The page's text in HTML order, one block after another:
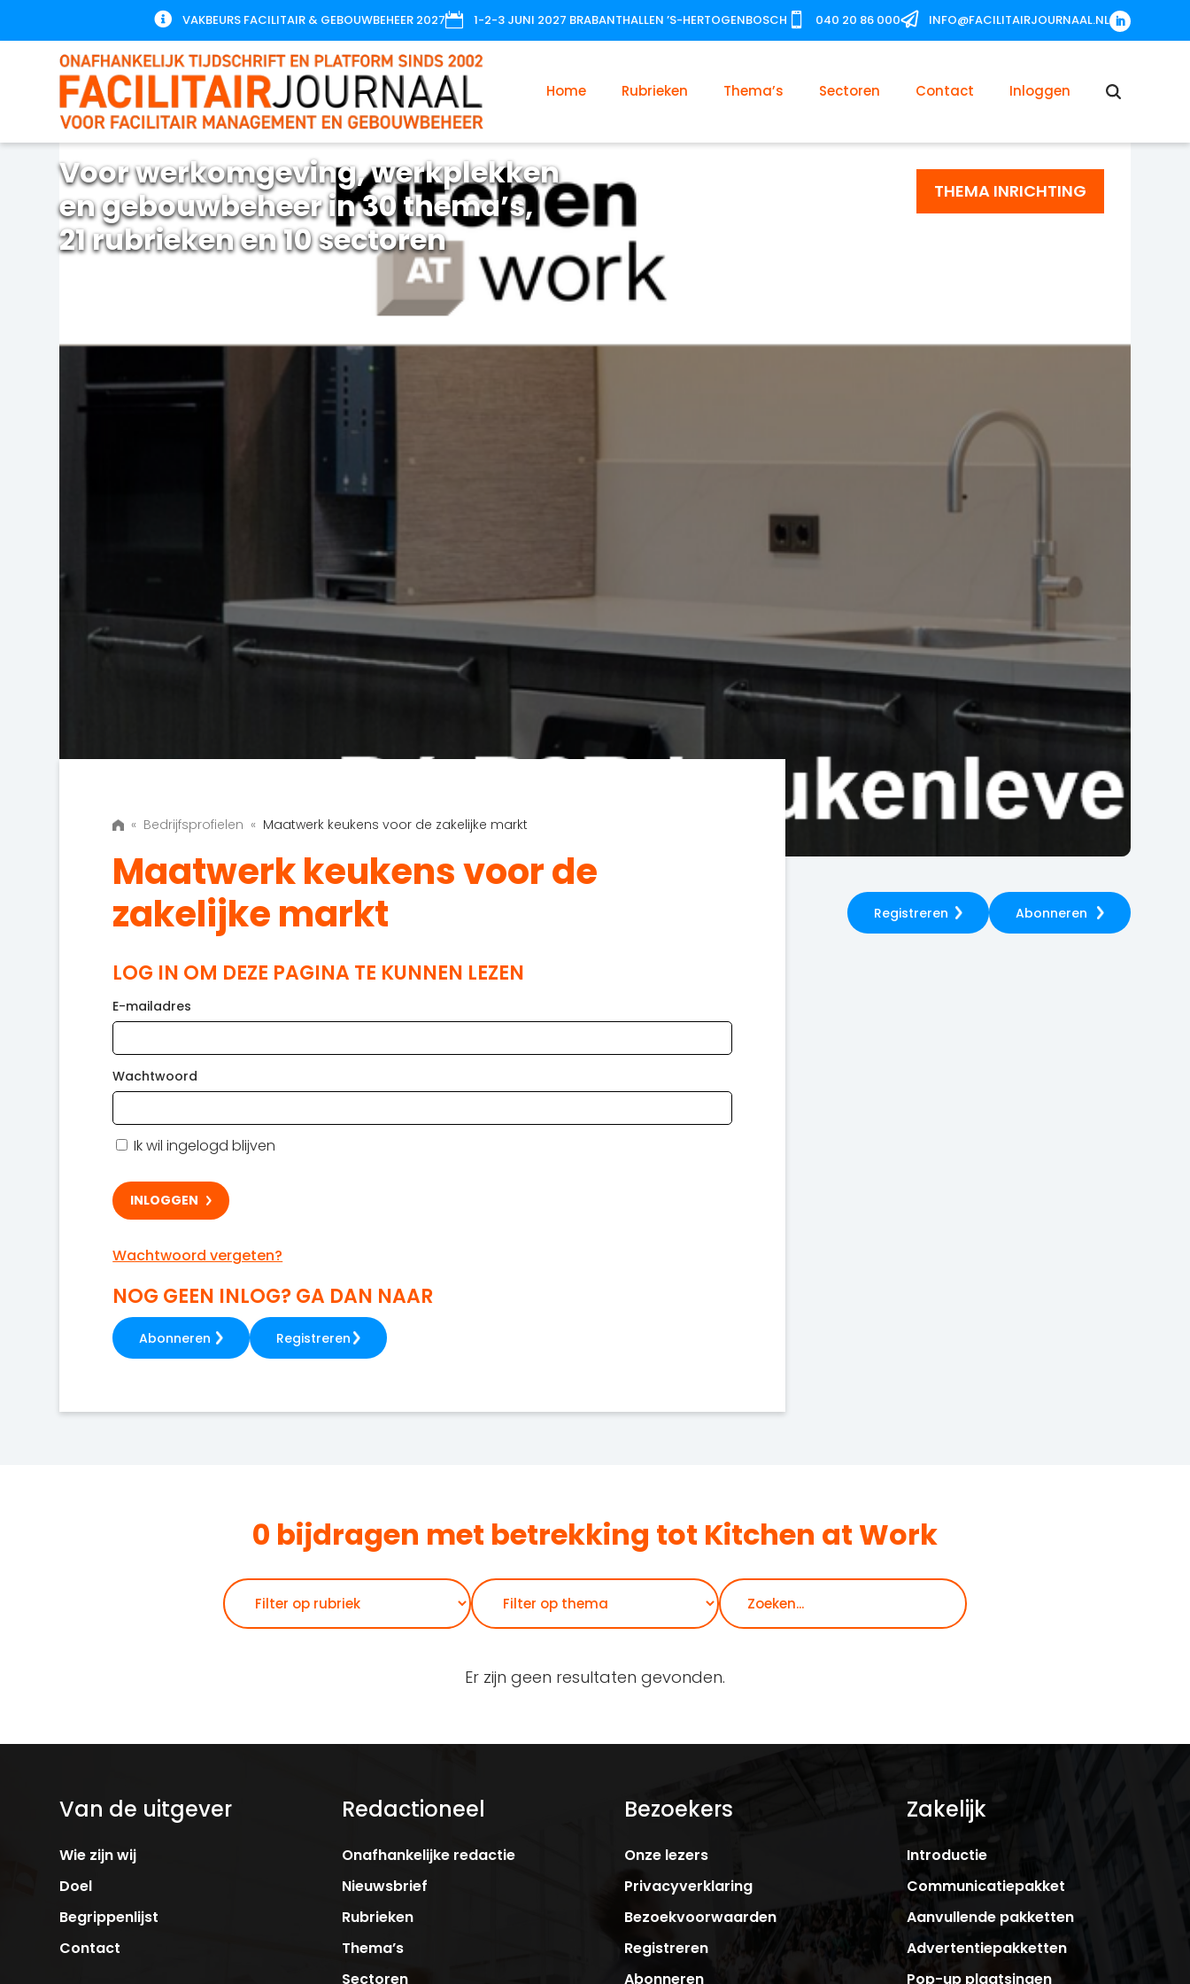
 VAKBEURS FACILITAIR & GEBOUWBEHEER 2027 1-2-3 JUNI 2027 BRABANTHALLEN ’S-HERTOGENBOSCH  040 20 86 000 INFO@FACILITAIRJOURNAAL.NL
Home Rubrieken Thema’s Sectoren Contact Inloggen
Voor werkomgeving, werkplekken
en gebouwbeheer in 30 thema’s,
21 rubrieken en 10 sectoren
THEMA INRICHTING
« Bedrijfsprofielen « Maatwerk keukens voor de zakelijke markt
Maatwerk keukens voor de
zakelijke markt
LOG IN OM DEZE PAGINA TE KUNNEN LEZEN
E-mailadres
Wachtwoord
Ik wil ingelogd blijven
Wachtwoord vergeten?
NOG GEEN INLOG? GA DAN NAAR
Abonneren Registreren
Registreren Abonneren
0 bijdragen met betrekking tot Kitchen at Work
Er zijn geen resultaten gevonden.
Van de uitgever
Wie zijn wij
Doel
Begrippenlijst
Contact
Redactioneel
Onafhankelijke redactie
Nieuwsbrief
Rubrieken
Thema’s
Sectoren
Bezoekers
Onze lezers
Privacyverklaring
Bezoekvoorwaarden
Registreren
Abonneren
Zakelijk
Introductie
Communicatiepakket
Aanvullende pakketten
Advertentiepakketten
Pop-up plaatsingen